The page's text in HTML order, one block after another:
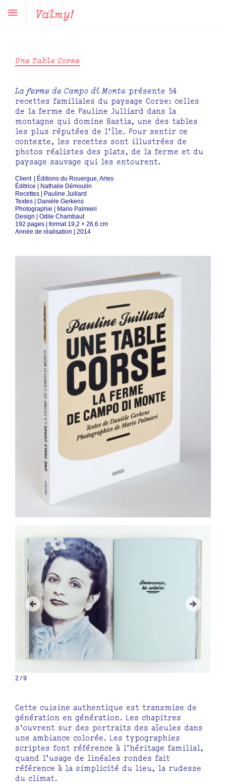
Valmy!
Une Table Corse
La ferme de Campo di Monte présente 54
recettes familiales du paysage Corse: celles
de la ferme de Pauline Julliard dans la
montagne qui domine Bastia, une des tables
les plus réputées de l’île. Pour sentir ce
contexte, les recettes sont illustrées de
photos réalistes des plats, de la ferme et du
paysage sauvage qui les entourent.
Client | Éditions du Rouergue, Arles
Éditrice | Nathalie Démoulin
Recettes | Pauline Juillard
Textes | Danièle Gerkens
Photographie | Mario Palmieri
Design | Odile Chambaut
192 pages | format 19,2 × 26,6 cm
Année de réalisation | 2014
2 /9
Cette cuisine authentique est transmise de
génération en génération. Les chapitres
s'ouvrent sur des portraits des aïeules dans
une ambiance colorée. Les typographies
scriptes font référence à l’héritage familial,
quand l’usage de linéales rondes fait
référence à la simplicité du lieu, la rudesse
du climat.